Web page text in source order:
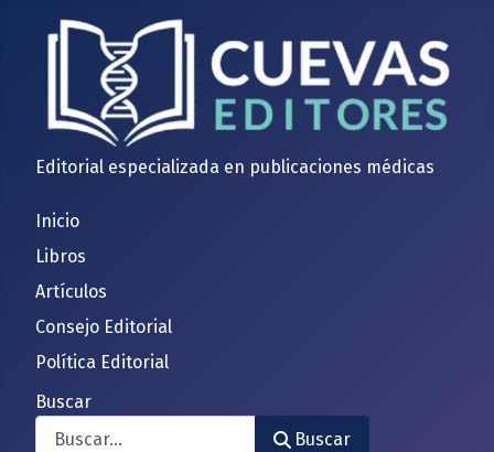
Editorial especializada en publicaciones médicas
Inicio
Libros
Artículos
Consejo Editorial
Política Editorial
Buscar
Buscar